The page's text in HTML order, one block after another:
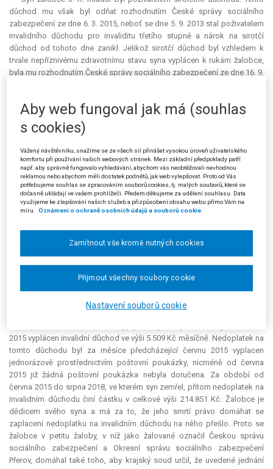
důchod mu však byl odňat rozhodnutím České správy sociálního
zabezpečení ze dne 6. 3. 2015, neboť se dne 5. 9. 2013 stal poživatelem
invalidního důchodu pro invaliditu třetího stupně a nárok na sirotčí
důchod od tohoto dne zanikl. Jelikož sirotčí důchod byl vzhledem k
trvale nepříznivému zdravotnímu stavu syna vyplácen k rukám žalobce,
byla mu rozhodnutím České správy sociálního zabezpečení ze dne 16. 9.
žalobcem uhrazeno jen 1.500 Kč, a proto Česká správa sociálního
zabezpečení přistoupila k exekučnímu vymáhání zbytku dluhu ve výši
49.611 Kč, které však nebylo úspěšné. Následně byl žalobci
rozhodnutím České správy sociálního zabezpečení ze dne 10. 7. 2019
přiznán starobní důchod. Doplatek na starobním důchodu ve výši 94.619
Kč, který vznikl v období od 12. 9. 2018 do 11. 9. 2019, však byl
rozhodnutím České správy sociálního zabezpečení ze dne 2. 8. 2019
zúčtován na úhradu zmíněného přeplatku na sirotčím důchodu ve výši
49.611 Kč, přičemž od zbývající části doplatku starobního důchodu byly
vyplacena částka 26.946 Kč.
Olomouci se žalobce domáhal zrušení zmíněného rozhodnutí České
správy sociálního zabezpečení ze dne 2. 8. 2019 a blíže
nespecifikovaného rozhodnutí Okresní správy sociálního zabezpečení
Přerov ze dne 1. 8. 2019. Současně uvedl, že z části oznámení o výplatě
2015 vyplácen invalidní důchod ve výši 5.509 Kč měsíčně. Nedoplatek na
tomto důchodu byl za měsíce předcházející červnu 2015 vyplacen
jednorázově prostřednictvím poštovní poukázky, nicméně od června
2015 již žádná poštovní poukázka nebyla doručena. Za období od
června 2015 do srpna 2018, ve kterém syn zemřel, přitom nedoplatek na
invalidním důchodu činí částku v celkové výši 214.851 Kč. Žalobce je
dědicem svého syna a má za to, že jeho smrtí právo domáhat se
zaplacení nedoplatku na invalidním důchodu na něho přešlo. Proto se
žalobce v petitu žaloby, v níž jako žalované označil Českou správu
sociálního zabezpečení a Okresní správu sociálního zabezpečení
Přerov, domáhal také toho, aby krajský soud určil, že uvedené jednání
Aby web fungoval jak má (souhlas
s cookies)
Vážený návštěvníku, snažíme se ze všech sil přinášet vysokou úroveň uživatelského
komfortu při používání našich webových stránek. Mezi základní předpoklady patří
např. aby správně fungovalo vyhledávání, abychom vás neobtěžovali nevhodnou
reklamou nebo abychom měli dostatek podnětů, jak web vylepšovat. Proto od Vás
potřebujeme souhlas se zpracováním souborů cookies, tj. malých souborů, které se
dočasně ukládají ve vašem prohlížeči. Předem děkujeme za udělení souhlasu. Data
využijeme ke zlepšování našich služeb a přizpůsobení obsahu webu přímo Vám na
míru.
Oznámení o ochraně osobních údajů a souborů cookie
Nastavení souborů cookie
Zamítnout vše kromě nutných cookies
Přijmout všechny soubory cookie